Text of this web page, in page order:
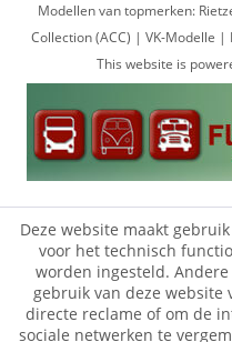
Modellen van topmerken:
Collection (ACC) | VK-Modelle
This website is
Deze website maakt
voor het technisch
worden ingesteld.
gebruik van deze website
directe reclame of om de
sociale netwerken te